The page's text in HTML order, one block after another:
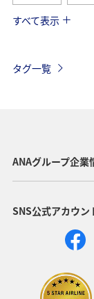
トラベル
アプリ ワ
日常生活でマイ
ANAのオンライ
ANA SKY コイン
すべて表示
タグ一覧
ANAグループ企業
SNS公式アカウン